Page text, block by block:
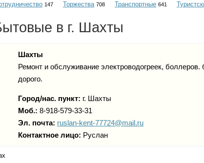
147 Торжества 708 Транспортные 641
в г. Шахты
Шахты
Ремонт и обслуживание электроводогреек, боллеров.
дорого.
Город/нас. пункт: г. Шахты
Моб.: 8-918-579-33-31
Эл. почта: ruslan-kent-77724@mail.ru
Контактное лицо: Руслан